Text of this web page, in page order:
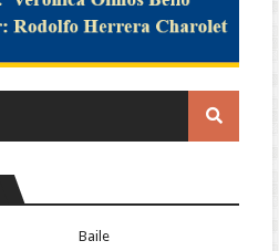
Baile